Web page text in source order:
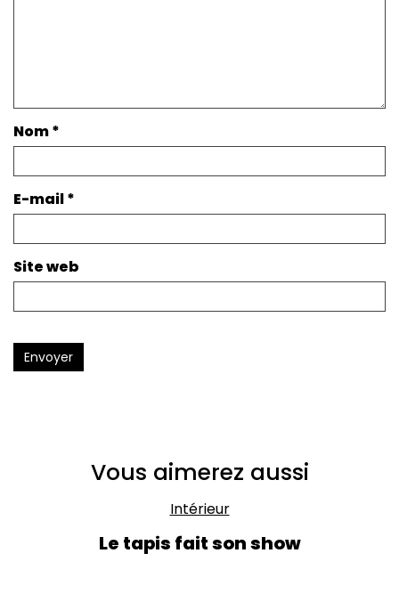
Nom*
E-mail*
Site web
Envoyer
Vous aimerez aussi
Intérieur
Le tapis fait son show